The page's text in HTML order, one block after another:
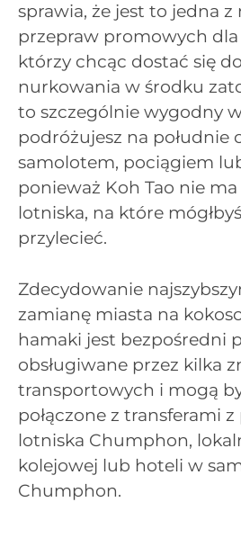
sprawia, że jest to jedna z
przepraw promowych
którzy chcąc dostać się
nurkowania w środku
to szczególnie wygodny
podróżujesz na południe
samolotem, pociągiem
ponieważ Koh Tao nie ma
lotniska, na które
przylecieć.
Zdecydowanie
zamianę miasta na
hamaki jest bezpośredni
obsługiwane przez kilka
transportowych i mogą
połączone z transferami
lotniska Chumphon,
kolejowej lub hoteli w
Chumphon.